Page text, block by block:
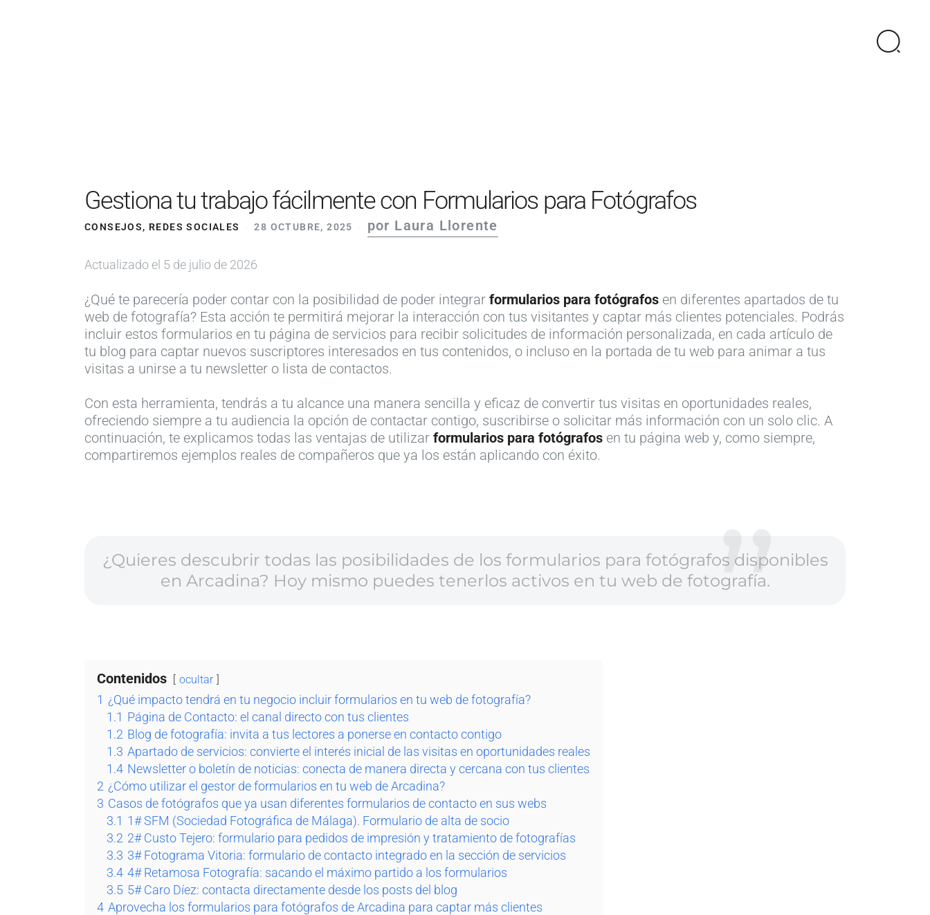
Gestiona tu trabajo fácilmente con Formularios para Fotógrafos
CONSEJOS, REDES SOCIALES 28 OCTUBRE, 2025 por Laura Llorente
Actualizado el 5 de julio de 2026
¿Qué te parecería poder contar con la posibilidad de poder integrar formularios para fotógrafos en diferentes apartados de tu
web de fotografía? Esta acción te permitirá mejorar la interacción con tus visitantes y captar más clientes potenciales. Podrás
incluir estos formularios en tu página de servicios para recibir solicitudes de información personalizada, en cada artículo de
tu blog para captar nuevos suscriptores interesados en tus contenidos, o incluso en la portada de tu web para animar a tus
visitas a unirse a tu newsletter o lista de contactos.
Con esta herramienta, tendrás a tu alcance una manera sencilla y eficaz de convertir tus visitas en oportunidades reales,
ofreciendo siempre a tu audiencia la opción de contactar contigo, suscribirse o solicitar más información con un solo clic. A
continuación, te explicamos todas las ventajas de utilizar formularios para fotógrafos en tu página web y, como siempre,
compartiremos ejemplos reales de compañeros que ya los están aplicando con éxito.
¿Quieres descubrir todas las posibilidades de los formularios para fotógrafos disponibles
en Arcadina? Hoy mismo puedes tenerlos activos en tu web de fotografía.
Contenidos ocultar
1 ¿Qué impacto tendrá en tu negocio incluir formularios en tu web de fotografía?
1.1 Página de Contacto: el canal directo con tus clientes
1.2 Blog de fotografía: invita a tus lectores a ponerse en contacto contigo
1.3 Apartado de servicios: convierte el interés inicial de las visitas en oportunidades reales
1.4 Newsletter o boletín de noticias: conecta de manera directa y cercana con tus clientes
2 ¿Cómo utilizar el gestor de formularios en tu web de Arcadina?
3 Casos de fotógrafos que ya usan diferentes formularios de contacto en sus webs
3.1 1# SFM (Sociedad Fotográfica de Málaga). Formulario de alta de socio
3.2 2# Custo Tejero: formulario para pedidos de impresión y tratamiento de fotografías
3.3 3# Fotograma Vitoria: formulario de contacto integrado en la sección de servicios
3.4 4# Retamosa Fotografía: sacando el máximo partido a los formularios
3.5 5# Caro Díez: contacta directamente desde los posts del blog
4 Aprovecha los formularios para fotógrafos de Arcadina para captar más clientes